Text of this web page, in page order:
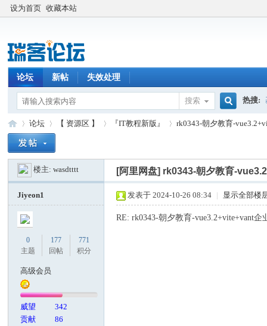
设为首页 收藏本站
论坛 新帖 失效处理
搜索
搜
索
热搜:
»
论坛
›
【 资源区 】 『IT教程新版』
›
rk0343-朝夕教育-
楼主:wasdtttt [阿里网盘] rk0343-朝夕教育-
Jiyeon1
0
主题
177
回帖
771
积分
高级会员
威望
342
贡献
86
发表于 2024-10-26 08:34 | 显示全部楼
RE: rk0343-朝夕教育-vue3.2+vite+vant